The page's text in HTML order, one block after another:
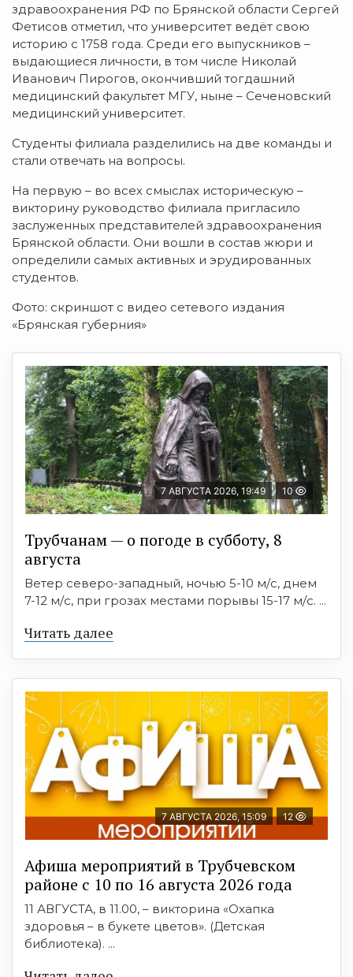
здравоохранения РФ по Брянской области Сергей
Фетисов отметил, что университет ведёт свою
историю с 1758 года. Среди его выпускников –
выдающиеся личности, в том числе Николай
Иванович Пирогов, окончивший тогдашний
медицинский факультет МГУ, ныне – Сеченовский
медицинский университет.
Студенты филиала разделились на две команды и
стали отвечать на вопросы.
На первую – во всех смыслах историческую –
викторину руководство филиала пригласило
заслуженных представителей здравоохранения
Брянской области. Они вошли в состав жюри и
определили самых активных и эрудированных
студентов.
Фото: скриншот с видео сетевого издания
«Брянская губерния»
7 АВГУСТА 2026, 19:49 10
Трубчанам — о погоде в субботу, 8
августа
Ветер северо-западный, ночью 5-10 м/с, днем
7-12 м/с, при грозах местами порывы 15-17 м/с. ...
Читать далее
7 АВГУСТА 2026, 15:09 12
Афиша мероприятий в Трубчевском
районе с 10 по 16 августа 2026 года
11 АВГУСТА, в 11.00, – викторина «Охапка
здоровья – в букете цветов». (Детская
библиотека). ...